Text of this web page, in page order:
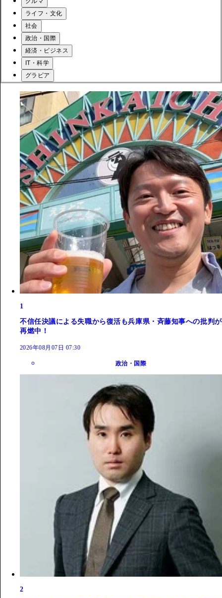
ライフ・文化
社会
政治・国際
経済・ビジネス
IT・科学
グラビア
1
不信任決議による失職から復活も兵庫県・斉藤知事への批判が
再燃中！
2026年08月07日 07:30
政治・国際
2